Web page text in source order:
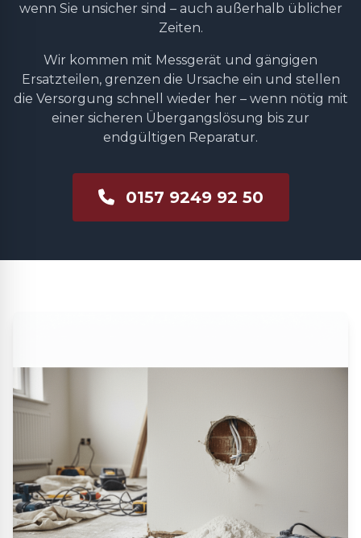
wenn Sie unsicher sind – auch außerhalb üblicher
Zeiten.
Wir kommen mit Messgerät und gängigen
Ersatzteilen, grenzen die Ursache ein und stellen
die Versorgung schnell wieder her – wenn nötig mit
einer sicheren Übergangslösung bis zur
endgültigen Reparatur.
0157 9249 92 50